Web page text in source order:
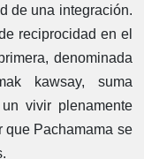
de una integración.
reciprocidad en el
denominada
kawsay, suma
vivir plenamente
que Pachamama se